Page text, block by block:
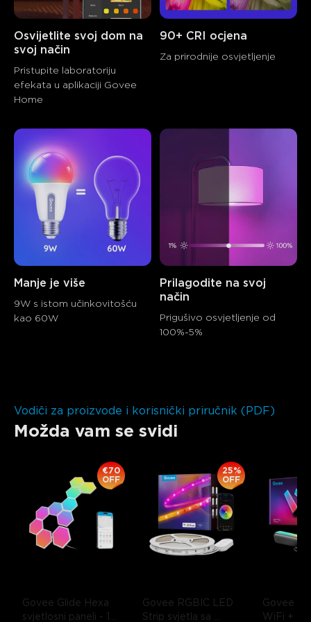
Osvijetlite svoj dom na
svoj način
Pristupite laboratoriju
efekata u aplikaciji Govee
Home
90+ CRI ocjena
Za prirodnije osvjetljenje
Manje je više
9W s istom učinkovitošću
kao 60W
Prilagodite na svoj
način
Prigušivo osvjetljenje od
100%-5%
Vodiči za proizvode i korisnički priručnik (PDF)
Možda vam se svidi
Govee Glide Hexa
svjetlosni paneli - 10
€70
OFF
Govee RGBIC LED
Strip svjetla sa
25%
OFF
Govee
WiFi +